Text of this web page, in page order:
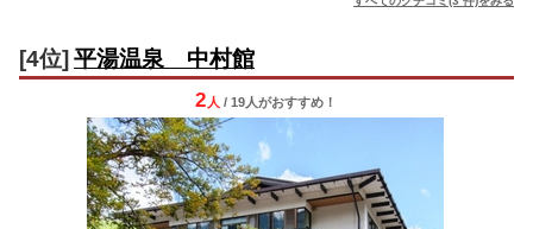
[4位] 平湯温泉 中村館
2 人 / 19人がおすすめ！